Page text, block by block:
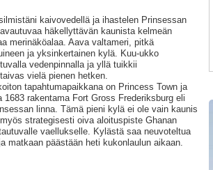
kaivovedellä ja ihastelen Prinsessan
häkellyttävän kaunista kelmeän
merinäköalaa. Aava valtameri, pitkä
ja yksinkertainen kylä. Kuu-ukko
vedenpinnalla ja yllä tuikkii
vielä pienen hetken.
tapahtumapaikkana on Princess Town ja
1683 rakentama Fort Gross Frederiksburg eli
linna. Tämä pieni kylä ei ole vain kaunis
strategisesti oiva aloituspiste Ghanan
vaellukselle. Kylästä saa neuvoteltua
matkaan päästään heti kukonlaulun aikaan.